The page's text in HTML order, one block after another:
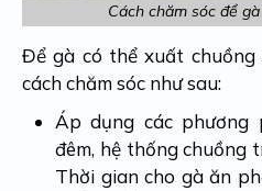
Cách chăm sóc để
Để gà có thể xuất
cách chăm sóc như sau:
Áp dụng các
đêm, hệ thống chuồng
Thời gian cho gà ăn